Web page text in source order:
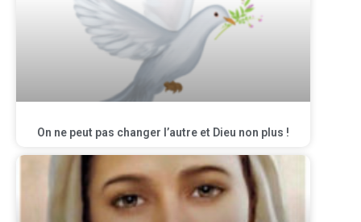
On ne peut pas changer l’autre et Dieu non plus !